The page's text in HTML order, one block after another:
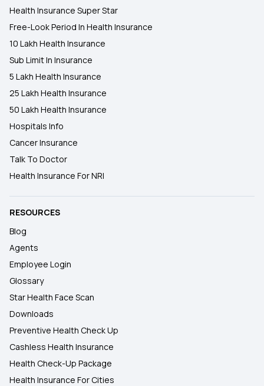
Health Insurance Super Star
Free-Look Period In Health Insurance
10 Lakh Health Insurance
Sub Limit In Insurance
5 Lakh Health Insurance
25 Lakh Health Insurance
50 Lakh Health Insurance
Hospitals Info
Cancer Insurance
Talk To Doctor
Health Insurance For NRI
RESOURCES
Blog
Agents
Employee Login
Glossary
Star Health Face Scan
Downloads
Preventive Health Check Up
Cashless Health Insurance
Health Check-Up Package
Health Insurance For Cities